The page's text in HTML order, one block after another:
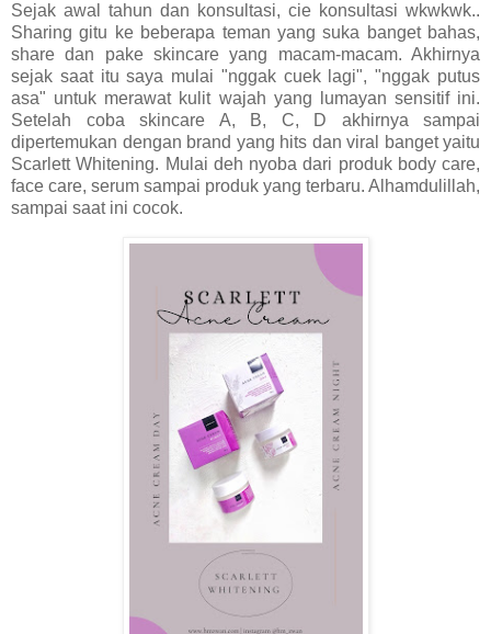
Sejak awal tahun dan konsultasi, cie konsultasi wkwkwk..
Sharing gitu ke beberapa teman yang suka banget bahas,
share dan pake skincare yang macam-macam. Akhirnya
sejak saat itu saya mulai "nggak cuek lagi", "nggak putus
asa" untuk merawat kulit wajah yang lumayan sensitif ini.
Setelah coba skincare A, B, C, D akhirnya sampai
dipertemukan dengan brand yang hits dan viral banget yaitu
Scarlett Whitening. Mulai deh nyoba dari produk body care,
face care, serum sampai produk yang terbaru. Alhamdulillah,
sampai saat ini cocok.